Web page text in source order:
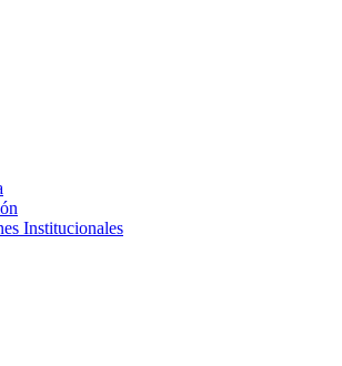
Institucionales